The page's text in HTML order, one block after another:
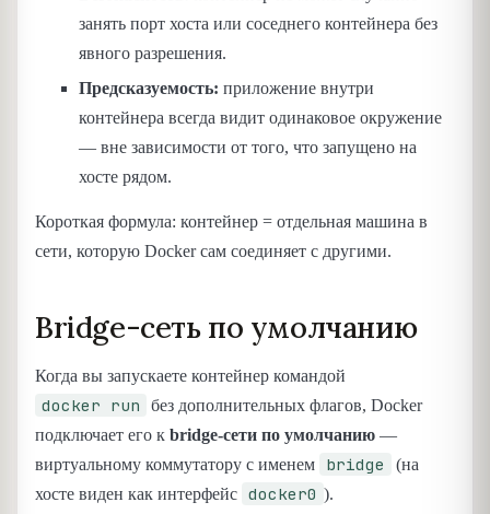
занять порт хоста или соседнего контейнера без
явного разрешения.
Предсказуемость: приложение внутри
контейнера всегда видит одинаковое окружение
— вне зависимости от того, что запущено на
хосте рядом.
Короткая формула: контейнер = отдельная машина в
сети, которую Docker сам соединяет с другими.
Bridge-сеть по умолчанию
Когда вы запускаете контейнер командой
docker run
без дополнительных флагов, Docker
подключает его к bridge-сети по умолчанию —
виртуальному коммутатору с именем
bridge
(на
хосте виден как интерфейс docker0 ).